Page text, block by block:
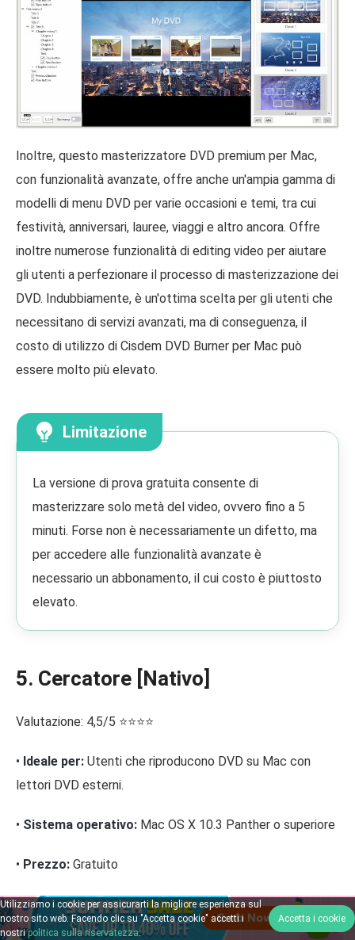
Inoltre, questo masterizzatore DVD premium per Mac,
con funzionalità avanzate, offre anche un'ampia gamma di
modelli di menu DVD per varie occasioni e temi, tra cui
festività, anniversari, lauree, viaggi e altro ancora. Offre
inoltre numerose funzionalità di editing video per aiutare
gli utenti a perfezionare il processo di masterizzazione dei
DVD. Indubbiamente, è un'ottima scelta per gli utenti che
necessitano di servizi avanzati, ma di conseguenza, il
costo di utilizzo di Cisdem DVD Burner per Mac può
essere molto più elevato.
Limitazione
La versione di prova gratuita consente di
masterizzare solo metà del video, ovvero fino a 5
minuti. Forse non è necessariamente un difetto, ma
per accedere alle funzionalità avanzate è
necessario un abbonamento, il cui costo è piuttosto
elevato.
5. Cercatore [Nativo]
Valutazione: 4,5/5 ⭐⭐⭐⭐
• Ideale per: Utenti che riproducono DVD su Mac con
lettori DVD esterni.
• Sistema operativo: Mac OS X 10.3 Panther o superiore
• Prezzo: Gratuito
Per chi non vuole scaricare software extra che occupino
spazio sul Mac, Finder è probabilmente la soluzione ideale.
Utilizziamo i cookie per assicurarti la migliore esperienza sul
nostro sito web. Facendo clic su "Accetta cookie" accetti i
nostripolitica sulla riservatezza.
Accetta i cookie